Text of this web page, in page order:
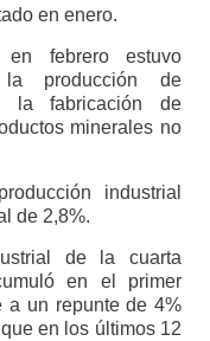
en enero.
febrero estuvo
la producción de
la fabricación de
minerales no
industrial
de 2,8%.
de la cuarta
en el primer
a un repunte de 4%
en los últimos 12